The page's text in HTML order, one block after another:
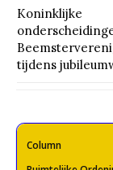
Koninklijke
tijdens
Column